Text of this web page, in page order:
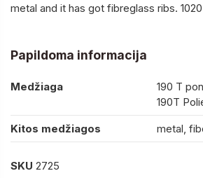
metal and it has got fibreglass ribs.
Papildoma informacija
Medžiaga
190 T
190T
Kitos medžiagos
metal,
SKU 2725